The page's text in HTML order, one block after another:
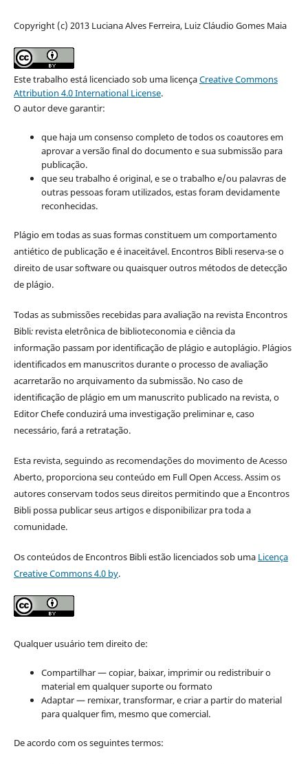
Copyright (c) 2013 Luciana Alves Ferreira, Luiz Cláudio Gomes Maia
Este trabalho está licenciado sob uma licençaCreative Commons
Attribution 4.0 International License.
O autor deve garantir:
que haja um consenso completo de todos os coautores em
aprovar a versão final do documento e sua submissão para
publicação.
que seu trabalho é original, e se o trabalho e/ou palavras de
outras pessoas foram utilizados, estas foram devidamente
reconhecidas.
Plágio em todas as suas formas constituem um comportamento
antiético de publicação e é inaceitável. Encontros Bibli reserva-se o
direito de usar software ou quaisquer outros métodos de detecção
de plágio.
Todas as submissões recebidas para avaliação na revista Encontros
Bibli: revista eletrônica de biblioteconomia e ciência da
informaçãopassam por identificação de plágio e autoplágio. Plágios
identificados em manuscritos durante o processo de avaliação
acarretarão no arquivamento da submissão. No caso de
identificação de plágio em um manuscrito publicado na revista, o
Editor Chefe conduzirá uma investigação preliminar e, caso
necessário, fará a retratação.
Esta revista, seguindo as recomendações do movimento de Acesso
Aberto, proporciona seu conteúdo em Full Open Access. Assim os
autores conservam todos seus direitos permitindo que a Encontros
Bibli possa publicar seus artigos e disponibilizar pra toda a
comunidade.
Os conteúdos de Encontros Bibli estão licenciados sob uma Licença
Creative Commons 4.0 by.
Qualquer usuário tem direito de:
Compartilhar — copiar, baixar, imprimir ou redistribuir o
material em qualquer suporte ou formato
Adaptar — remixar, transformar, e criar a partir do material
para qualquer fim, mesmo que comercial.
De acordo com os seguintes termos: